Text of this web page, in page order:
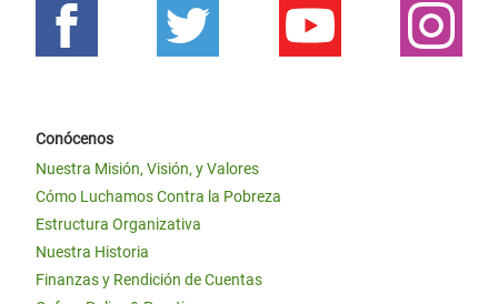
Conócenos
Nuestra Misión, Visión, y Valores
Cómo Luchamos Contra la Pobreza
Estructura Organizativa
Nuestra Historia
Finanzas y Rendición de Cuentas